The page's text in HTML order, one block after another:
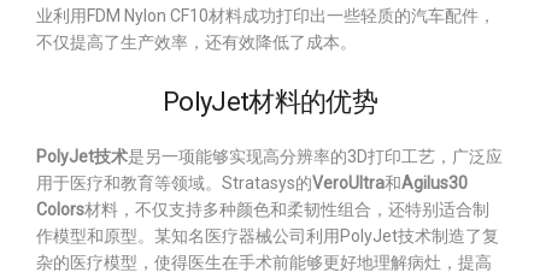
业利用FDM Nylon CF10材料成功打印出一些轻质的汽车配件，
不仅提高了生产效率，还有效降低了成本。
PolyJet材料的优势
PolyJet技术是另一项能够实现高分辨率的3D打印工艺，广泛应
用于医疗和教育等领域。Stratasys的VeroUltra和Agilus30
Colors材料，不仅支持多种颜色和柔韧性组合，还特别适合制
作模型和原型。某知名医疗器械公司利用PolyJet技术制造了复
杂的医疗模型，使得医生在手术前能够更好地理解病灶，提高